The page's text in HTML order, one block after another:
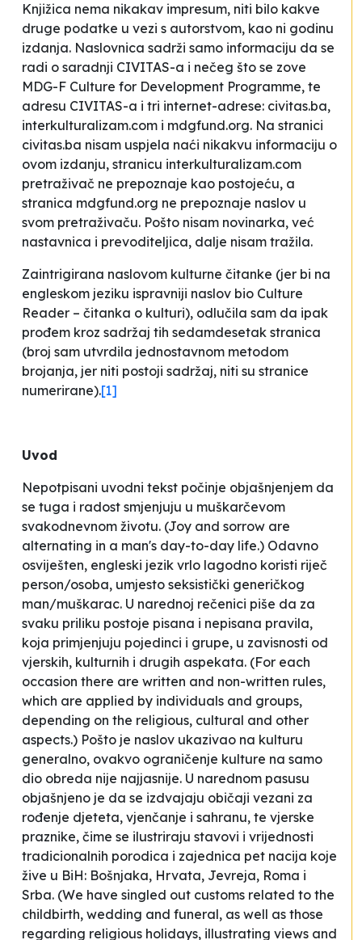
Knjižica nema nikakav impresum, niti bilo kakve
druge podatke u vezi s autorstvom, kao ni godinu
izdanja. Naslovnica sadrži samo informaciju da se
radi o saradnji CIVITAS-a i nečeg što se zove
MDG-F Culture for Development Programme, te
adresu CIVITAS-a i tri internet-adrese: civitas.ba,
interkulturalizam.com i mdgfund.org. Na stranici
civitas.ba nisam uspjela naći nikakvu informaciju o
ovom izdanju, stranicu interkulturalizam.com
pretraživač ne prepoznaje kao postojeću, a
stranica mdgfund.org ne prepoznaje naslov u
svom pretraživaču. Pošto nisam novinarka, već
nastavnica i prevoditeljica, dalje nisam tražila.
Zaintrigirana naslovom kulturne čitanke (jer bi na
engleskom jeziku ispravniji naslov bio Culture
Reader – čitanka o kulturi), odlučila sam da ipak
prođem kroz sadržaj tih sedamdesetak stranica
(broj sam utvrdila jednostavnom metodom
brojanja, jer niti postoji sadržaj, niti su stranice
numerirane).[1]
Uvod
Nepotpisani uvodni tekst počinje objašnjenjem da
se tuga i radost smjenjuju u muškarčevom
svakodnevnom životu. (Joy and sorrow are
alternating in a man's day-to-day life.) Odavno
osviješten, engleski jezik vrlo lagodno koristi riječ
person/osoba, umjesto seksistički generičkog
man/muškarac. U narednoj rečenici piše da za
svaku priliku postoje pisana i nepisana pravila,
koja primjenjuju pojedinci i grupe, u zavisnosti od
vjerskih, kulturnih i drugih aspekata. (For each
occasion there are written and non-written rules,
which are applied by individuals and groups,
depending on the religious, cultural and other
aspects.) Pošto je naslov ukazivao na kulturu
generalno, ovakvo ograničenje kulture na samo
dio obreda nije najjasnije. U narednom pasusu
objašnjeno je da se izdvajaju običaji vezani za
rođenje djeteta, vjenčanje i sahranu, te vjerske
praznike, čime se ilustriraju stavovi i vrijednosti
tradicionalnih porodica i zajednica pet nacija koje
žive u BiH: Bošnjaka, Hrvata, Jevreja, Roma i
Srba. (We have singled out customs related to the
childbirth, wedding and funeral, as well as those
regarding religious holidays, illustrating views and